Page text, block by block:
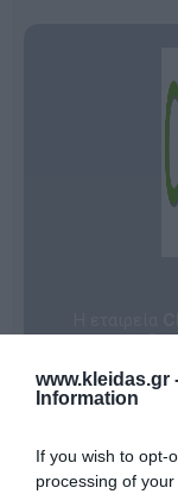
www.kleidas.gr
Information
If you wish to opt-
processing of
αποτελεί εδώ
από τους πιο
σχεδιασμού
αποστολή της